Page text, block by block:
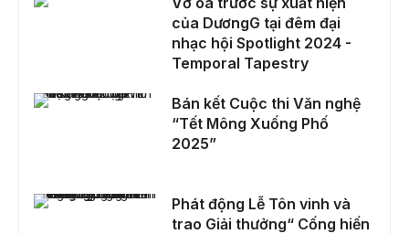
của DươngG tại đêm đại
nhạc hội Spotlight 2024 -
Temporal Tapestry
Bán kết Cuộc thi Văn nghệ “Tết Mông Xuống Phố 2025”
Bán kết Cuộc thi Văn nghệ
“Tết Mông Xuống Phố
2025”
Phát động Lễ Tôn vinh và trao Giải thưởng“ Cống hiến vì Cộng đồng” năm 2024
Phát động Lễ Tôn vinh và
trao Giải thưởng“ Cống hiến